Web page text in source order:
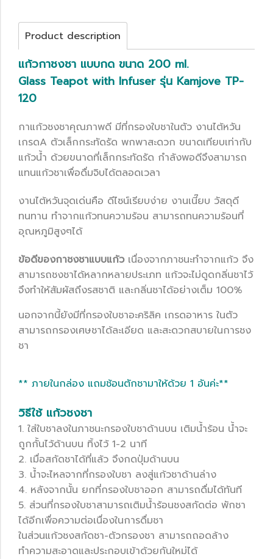
Product description
แก้วกาชงชา แบบกด ขนาด 200 ml.
Glass Teapot with Infuser รุ่น Kamjove TP-
120
กาแก้วชงชาคุณภาพดี มีที่กรองใบชาในตัว งานไต้หวัน
เกรดA ตัวเล็กกระทัดรัด พกพาสะดวก ขนาดเทียบเท่ากับ
แก้วน้ำ ด้วยขนาดที่เล็กกระทัดรัด กำลังพอดีจึงสามารถ
แทนแก้วชาเพื่อดื่มจิบได้ตลอดเวลา
งานไต้หวันจุดเด่นคือ ดีไซน์เรียบง่าย งานเนี๊ยบ วัสดุดี
ทนทาน ทำจากแก้วทนความร้อน สามารถทนความร้อนที่
อุณหภูมิสูงๆได้
ข้อดีของกาชงชาแบบแก้วเนื่องจากภาชนะทำจากแก้ว จึง
สามารถชงชาได้หลากหลายประเภท แก้วจะไม่ดูดกลิ่นชาไว้
จึงทำให้สัมผัสถึงรสชาติ และกลิ่นชาได้อย่างเต็ม 100%
นอกจากนี้ยังมีที่กรองใบชาอะคริลิค เกรดอาหาร ในตัว
สามารถกรองเศษชาได้ละเอียด และสะดวกสบายในการชง
ชา
** ภายในกล่อง แถมช้อนตักชามาให้ด้วย 1 อันค่ะ**
วิธีใช้ แก้วชงชา
1. ใส่ใบชาลงในภาชนะกรองใบชาด้านบน เติมน้ำร้อน น้ำจะ
ถูกกั้นไว้ด้านบน ทิ้งไว้ 1-2 นาที
2. เมื่อสกัดชาได้ที่แล้ว จึงกดปุ่มด้านบน
3. น้ำจะไหลจากที่กรองใบชา ลงสู่แก้วชาด้านล่าง
4. หลังจากนั้น ยกที่กรองใบชาออก สามารถดื่มได้ทันที
5. ส่วนที่กรองใบชาสามารถเติมน้ำร้อนชงสกัดต่อ พักชา
ได้อีกเพื่อความต่อเนื่องในการดื่มชา
ในส่วนแก้วชงสกัดชา-ตัวกรองชา สามารถถอดล้าง
ทำความสะอาดและประกอบเข้าด้วยกันใหม่ได้